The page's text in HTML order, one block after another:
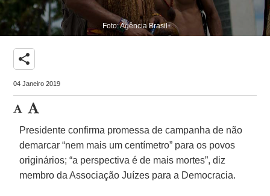
Foto: Agência Brasil
share
04 Janeiro 2019
Presidente confirma promessa de campanha de não
demarcar “nem mais um centímetro” para os povos
originários; “a perspectiva é de mais mortes”, diz
membro da Associação Juízes para a Democracia.